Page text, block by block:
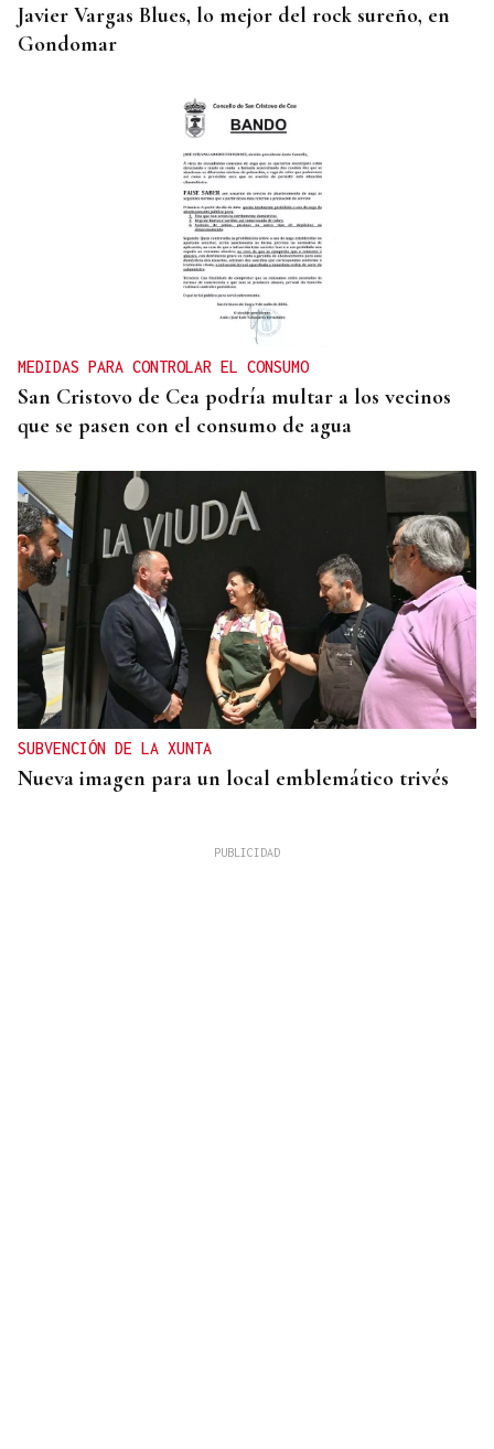
Javier Vargas Blues, lo mejor del rock sureño, en
Gondomar
MEDIDAS PARA CONTROLAR EL CONSUMO
San Cristovo de Cea podría multar a los vecinos
que se pasen con el consumo de agua
SUBVENCIÓN DE LA XUNTA
Nueva imagen para un local emblemático trivés